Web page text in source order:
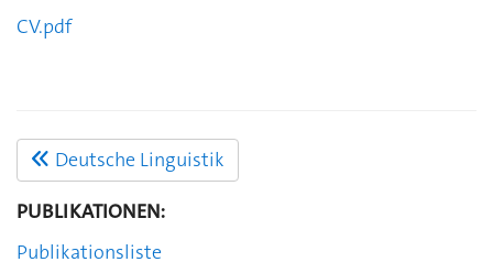
CV.pdf
Deutsche Linguistik
PUBLIKATIONEN:
Publikationsliste